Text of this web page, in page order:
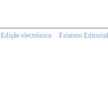
Edição electrónica Estatuto Editorial